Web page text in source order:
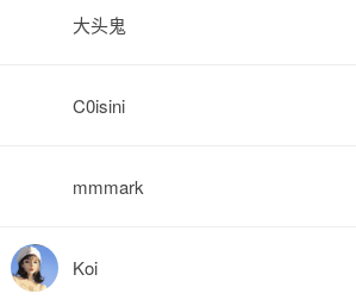
大头鬼
C0isini
mmmark
Koi